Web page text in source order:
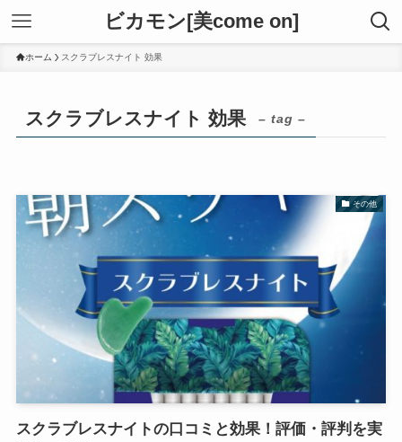
ビカモン[美come on]
ホーム スクラブレスナイト 効果
スクラブレスナイト 効果 – tag –
その他
スクラブレスナイトの口コミと効果！評価・評判を実